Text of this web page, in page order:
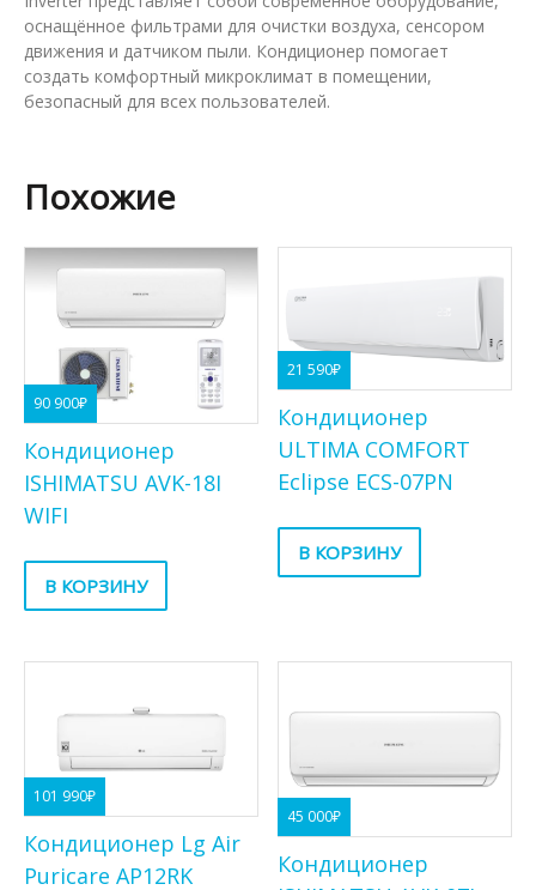
оснащённое фильтрами для очистки воздуха, сенсором
движения и датчиком пыли. Кондиционер помогает
создать комфортный микроклимат в помещении,
безопасный для всех пользователей.
Похожие
90 900₽
Кондиционер
ISHIMATSU AVK-18I
WIFI
В КОРЗИНУ
21 590₽
Кондиционер
ULTIMA COMFORT
Eclipse ECS-07PN
В КОРЗИНУ
101 990₽
Кондиционер Lg Air
Puricare AP12RK
45 000₽
Кондиционер